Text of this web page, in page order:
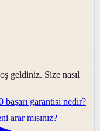
geldiniz. Size nasıl
başarı garantisi nedir?
arar mısınız?